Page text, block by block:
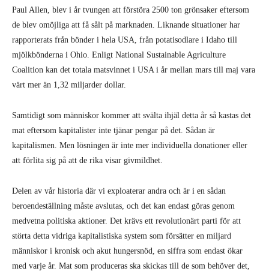
Paul Allen, blev i år tvungen att förstöra 2500 ton grönsaker eftersom
de blev omöjliga att få sålt på marknaden. Liknande situationer har
rapporterats från bönder i hela USA, från potatisodlare i Idaho till
mjölkbönderna i Ohio. Enligt National Sustainable Agriculture
Coalition kan det totala matsvinnet i USA i år mellan mars till maj vara
värt mer än 1,32 miljarder dollar.
Samtidigt som människor kommer att svälta ihjäl detta år så kastas det
mat eftersom kapitalister inte tjänar pengar på det. Sådan är
kapitalismen. Men lösningen är inte mer individuella donationer eller
att förlita sig på att de rika visar givmildhet.
Delen av vår historia där vi exploaterar andra och är i en sådan
beroendeställning måste avslutas, och det kan endast göras genom
medvetna politiska aktioner. Det krävs ett revolutionärt parti för att
störta detta vidriga kapitalistiska system som försätter en miljard
människor i kronisk och akut hungersnöd, en siffra som endast ökar
med varje år. Mat som produceras ska skickas till de som behöver det,